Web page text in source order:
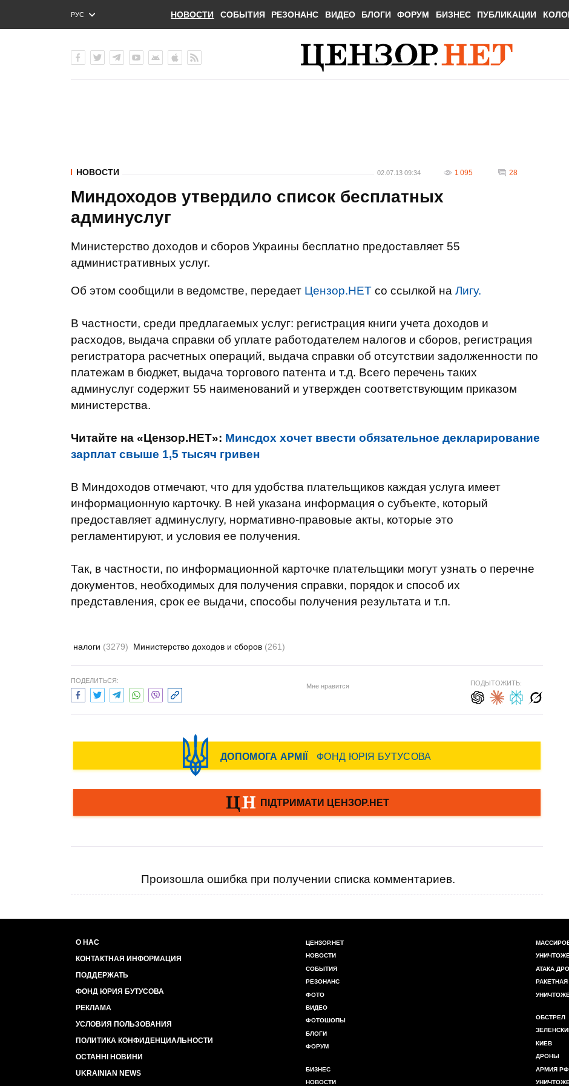
РУС
ENG
НОВОСТИ СОБЫТИЯ РЕЗОНАНС ВИДЕО БЛОГИ ФОРУМ БИЗНЕС ПУБЛИКАЦИИ
НОВОСТИ 02.07.13 09:34 1 095 28
Миндоходов утвердило список бесплатных
админуслуг
Министерство доходов и сборов Украины бесплатно предоставляет 55
административных услуг.
Об этом сообщили в ведомстве, передает Цензор.НЕТ со ссылкой на Лигу.
В частности, среди предлагаемых услуг: регистрация книги учета доходов и
расходов, выдача справки об уплате работодателем налогов и сборов, регистрация
регистратора расчетных операций, выдача справки об отсутствии задолженности по
платежам в бюджет, выдача торгового патента и т.д. Всего перечень таких
админуслуг содержит 55 наименований и утвержден соответствующим приказом
министерства.
Читайте на «Цензор.НЕТ»: Минсдох хочет ввести обязательное декларирование
зарплат свыше 1,5 тысяч гривен
В Миндоходов отмечают, что для удобства плательщиков каждая услуга имеет
информационную карточку. В ней указана информация о субъекте, который
предоставляет админуслугу, нормативно-правовые акты, которые это
регламентируют, и условия ее получения.
Так, в частности, по информационной карточке плательщики могут узнать о перечне
документов, необходимых для получения справки, порядок и способ их
представления, срок ее выдачи, способы получения результата и т.п.
налоги (3279) Министерство доходов и сборов (261)
ПОДЕЛИТЬСЯ:
Мне нравится ПОДЫТОЖИТЬ:
Произошла ошибка при получении списка комментариев.
О НАС
КОНТАКТНАЯ ИНФОРМАЦИЯ
ПОДДЕРЖАТЬ
ФОНД ЮРИЯ БУТУСОВА
РЕКЛАМА
УСЛОВИЯ ПОЛЬЗОВАНИЯ
ПОЛИТИКА КОНФИДЕНЦИАЛЬНОСТИ
ОСТАННІ НОВИНИ
UKRAINIAN NEWS
ЦЕНЗОР.НЕТ
НОВОСТИ
СОБЫТИЯ
РЕЗОНАНС
ФОТО
ВИДЕО
ФОТОШОПЫ
БЛОГИ
ФОРУМ
БИЗНЕС
НОВОСТИ
АТАКА
РАКЕТНАЯ
ОБСТРЕЛ
КИЕВ
ДРОНЫ
АРМИЯ РФ